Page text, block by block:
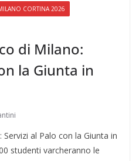
CORTINA 2026
di Milano:
la Giunta in
al Palo con la Giunta in
studenti varcheranno le